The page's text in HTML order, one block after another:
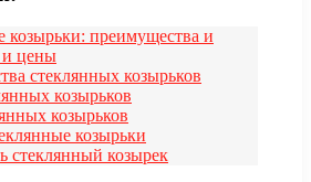
козырьки: преимущества и
цены
стеклянных козырьков
козырьков
козырьков
козырьки
стеклянный козырек